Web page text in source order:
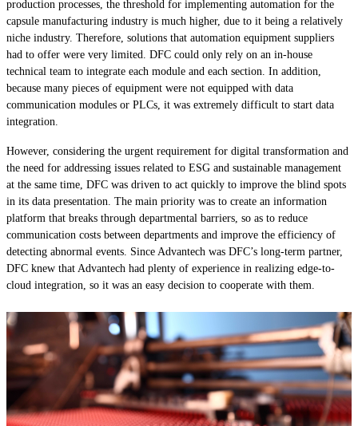
production processes, the threshold for implementing automation for the
capsule manufacturing industry is much higher, due to it being a relatively
niche industry. Therefore, solutions that automation equipment suppliers
had to offer were very limited. DFC could only rely on an in-house
technical team to integrate each module and each section. In addition,
because many pieces of equipment were not equipped with data
communication modules or PLCs, it was extremely difficult to start data
integration.
However, considering the urgent requirement for digital transformation and
the need for addressing issues related to ESG and sustainable management
at the same time, DFC was driven to act quickly to improve the blind spots
in its data presentation. The main priority was to create an information
platform that breaks through departmental barriers, so as to reduce
communication costs between departments and improve the efficiency of
detecting abnormal events. Since Advantech was DFC’s long-term partner,
DFC knew that Advantech had plenty of experience in realizing edge-to-
cloud integration, so it was an easy decision to cooperate with them.